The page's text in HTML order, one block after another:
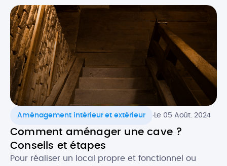
de bricolage, stockage, dressing ou encore
buanderie, voire l’exploiter en pièce de […]
Aménagement intérieur et extérieur .Le 05 Août. 2024
Comment aménager une cave ?
Conseils et étapes
Pour réaliser un local propre et fonctionnel ou